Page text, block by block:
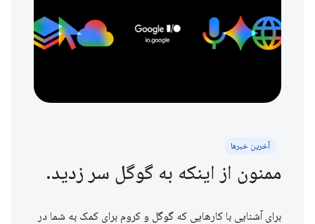
آخرین خبرها
ممنون از اینکه به گوگل سر زدید.
برای آشنایی با کارهایی که گوگل و کروم برای کمک به شما در